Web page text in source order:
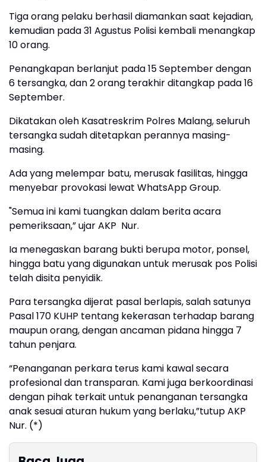
Tiga orang pelaku berhasil diamankan saat kejadian,
kemudian pada 31 Agustus Polisi kembali menangkap
10 orang.
Penangkapan berlanjut pada 15 September dengan
6 tersangka, dan 2 orang terakhir ditangkap pada 16
September.
Dikatakan oleh Kasatreskrim Polres Malang, seluruh
tersangka sudah ditetapkan perannya masing-
masing.
Ada yang melempar batu, merusak fasilitas, hingga
menyebar provokasi lewat WhatsApp Group.
"Semua ini kami tuangkan dalam berita acara
pemeriksaan,” ujar AKP Nur.
Ia menegaskan barang bukti berupa motor, ponsel,
hingga batu yang digunakan untuk merusak pos Polisi
telah disita penyidik.
Para tersangka dijerat pasal berlapis, salah satunya
Pasal 170 KUHP tentang kekerasan terhadap barang
maupun orang, dengan ancaman pidana hingga 7
tahun penjara.
“Penanganan perkara terus kami kawal secara
profesional dan transparan. Kami juga berkoordinasi
dengan pihak terkait untuk penanganan tersangka
anak sesuai aturan hukum yang berlaku,”tutup AKP
Nur. (*)